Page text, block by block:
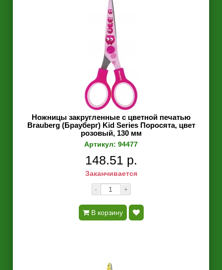
Ножницы закругленные с цветной печатью
Brauberg (Брауберг) Kid Series Поросята, цвет
розовый, 130 мм
Артикул: 94477
148.51 р.
Заканчивается
-
+
В корзину